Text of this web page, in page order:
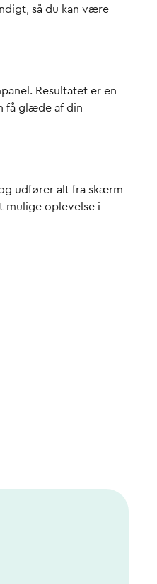
så du kan være
Resultatet er en
få glæde af din
udfører alt fra skærm
mulige oplevelse i